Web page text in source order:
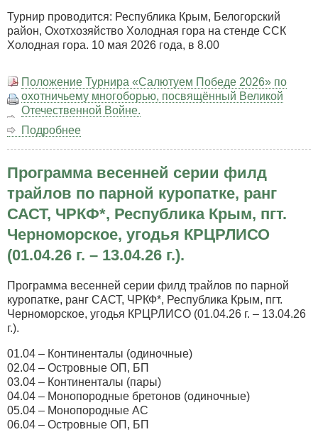
Турнир проводится: Республика Крым, Белогорский
район, Охотхозяйство Холодная гора на стенде ССК
Холодная гора. 10 мая 2026 года, в 8.00
Положение Турнира «Салютуем Победе 2026» по
охотничьему многоборью, посвящённый Великой
Отечественной Войне.
Подробнее
Победе
по
охотничьему
многоборью,
посвящённый
Великой
Войне.
Программа весенней серии филд
трайлов по парной куропатке, ранг
САСТ, ЧРКФ*, Республика Крым, пгт.
Черноморское, угодья КРЦРЛИСО
(01.04.26 г. – 13.04.26 г.).
Программа весенней серии филд трайлов по парной
куропатке, ранг САСТ, ЧРКФ*, Республика Крым, пгт.
Черноморское, угодья КРЦРЛИСО (01.04.26 г. – 13.04.26
г.).
01.04 – Континенталы (одиночные)
02.04 – Островные ОП, БП
03.04 – Континенталы (пары)
04.04 – Монопородные бретонов (одиночные)
05.04 – Монопородные АС
06.04 – Островные ОП, БП